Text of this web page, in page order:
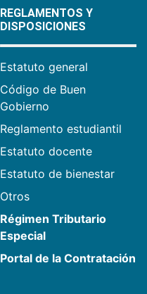
REGLAMENTOS Y
DISPOSICIONES
Estatuto general
Código de Buen
Gobierno
Reglamento estudiantil
Estatuto docente
Estatuto de bienestar
Otros
Régimen Tributario
Especial
Portal de la Contratación